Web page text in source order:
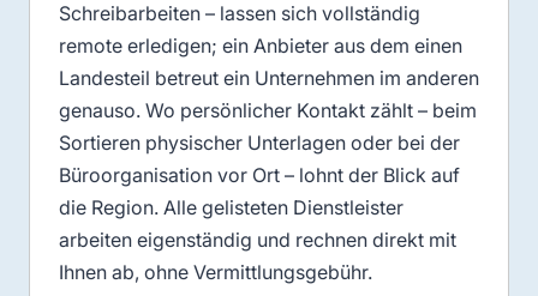
Schreibarbeiten – lassen sich vollständig
remote erledigen; ein Anbieter aus dem einen
Landesteil betreut ein Unternehmen im anderen
genauso. Wo persönlicher Kontakt zählt – beim
Sortieren physischer Unterlagen oder bei der
Büroorganisation vor Ort – lohnt der Blick auf
die Region. Alle gelisteten Dienstleister
arbeiten eigenständig und rechnen direkt mit
Ihnen ab, ohne Vermittlungsgebühr.